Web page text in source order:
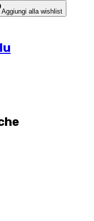
Aggiungi alla wishlist